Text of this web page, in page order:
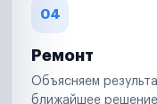
04
Ремонт
Объясняем
ближайшее